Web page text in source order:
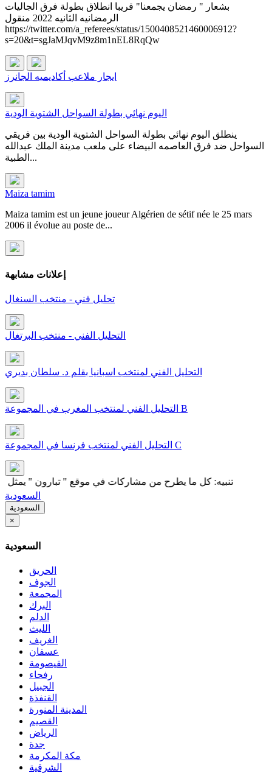
بشعار " رمضان يجمعنا" قريبا انطلاق بطولة فرق الجاليات
الرمضانيه الثانيه 2022 منقول
https://twitter.com/a_referees/status/1500408521460006912?
s=20&t=sgJaMJqvM9z8m1nEL8RqQw
ايجار ملاعب أكاديميه الجانرز
اليوم نهائي بطولة السواحل الشتوية الودية
ينطلق اليوم نهائي بطولة السواحل الشتوية الودية بين فريقي
السواحل ضد فرق العاصمه البيضاء على ملعب مدينة الملك عبدالله
الطبية...
Maiza tamim
Maiza tamim est un jeune joueur Algérien de sétif née le 25 mars
2006 il évolue au poste de...
إعلانات مشابهة
تحليل فني - منتخب السنغال
التحليل الفني - منتخب البرتغال
التحليل الفني لمنتخب اسبانيا بقلم د. سلطان بديري
التحليل الفني لمنتخب المغرب في المجموعة B
التحليل الفني لمنتخب فرنسا في المجموعة C
تنبيه: كل ما يطرح من مشاركات في موقع " تبارون " يمثل رأي
السعودية
السعودية
×
السعودية
الحريق
الجوف
المجمعة
البرك
الدلم
الليث
الغريف
عسفان
القيصومة
رفحاء
الجبيل
القنفذة
المدينة المنورة
القصيم
الرياض
جدة
مكة المكرمة
الشرقية